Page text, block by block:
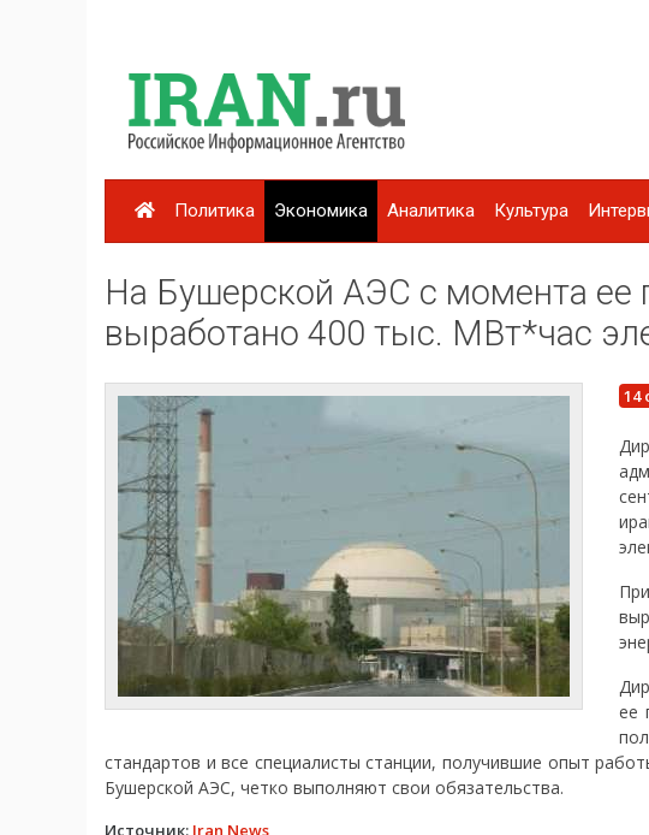
Политика Экономика Аналитика Культура
На Бушерской АЭС с момента ее
выработано 400 тыс. МВт*час
14
ее
стандартов и все специалисты станции, получившие опыт
Бушерской АЭС, четко выполняют свои обязательства.